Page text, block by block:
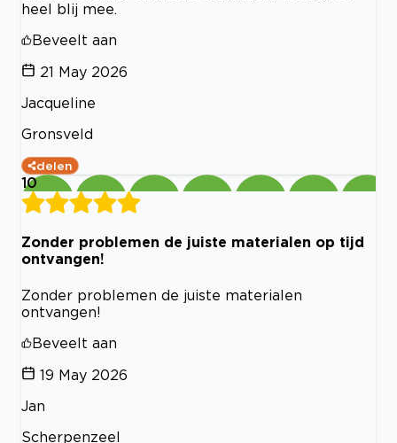
heel blij mee.
Beveelt aan
21 May 2026
Jacqueline
Gronsveld
delen
10
Zonder problemen de juiste materialen op tijd
ontvangen!
Zonder problemen de juiste materialen
ontvangen!
Beveelt aan
19 May 2026
Jan
Scherpenzeel